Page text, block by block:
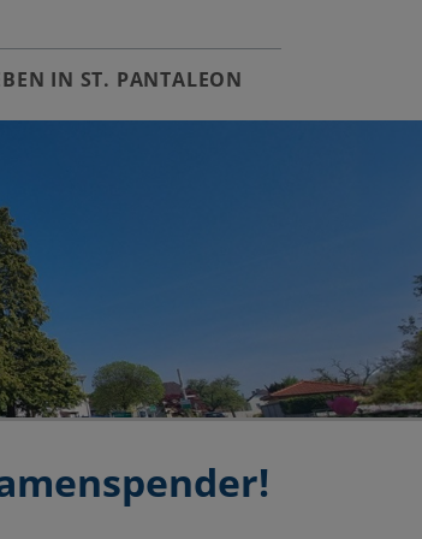
IN ST. PANTALEON